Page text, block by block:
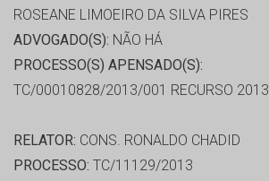
ROSEANE LIMOEIRO DA SILVA PIRES
ADVOGADO(S): NÃO HÁ
PROCESSO(S) APENSADO(S):
TC/00010828/2013/001 RECURSO 2013
RELATOR: CONS. RONALDO CHADID
PROCESSO: TC/11129/2013